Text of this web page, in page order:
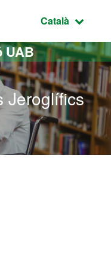
Idioma
Català
UAB
Jeroglífics